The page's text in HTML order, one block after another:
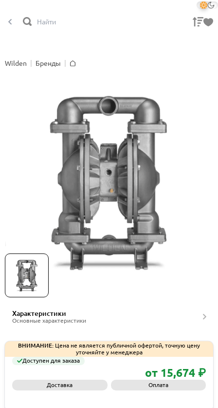
Wilden
Бренды
Мембранные насосы Wilden серии PS820MSS
Характеристики
Основные характеристики
ВНИМАНИЕ: Цена не является публичной офертой, точную цену
уточняйте у менеджера
Доступен для заказа
от 15,674 ₽
Доставка Оплата